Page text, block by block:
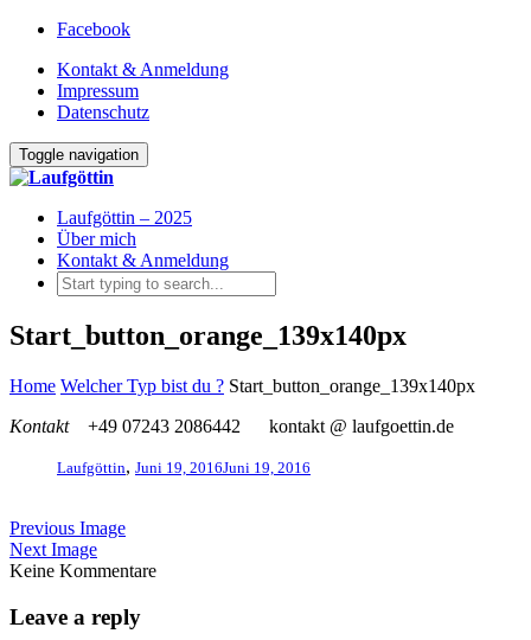
Facebook
Kontakt & Anmeldung
Impressum
Datenschutz
Toggle navigation
Laufgöttin – 2025
Über mich
Kontakt & Anmeldung
Start_button_orange_139x140px
Home Welcher Typ bist du ? Start_button_orange_139x140px
Kontakt
+49 07243 2086442 kontakt @ laufgoettin.de
Laufgöttin, Juni 19, 2016Juni 19, 2016
Previous Image
Next Image
Keine Kommentare
Leave a reply